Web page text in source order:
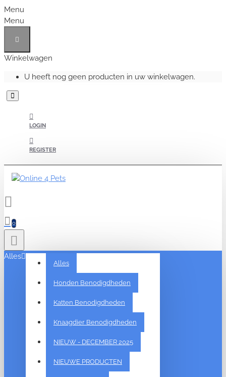
Menu
Menu
Winkelwagen
U heeft nog geen producten in uw winkelwagen.
LOGIN
REGISTER
0
Alles
Alles
Honden Benodigdheden
Katten Benodigdheden
Knaagdier Benodigdheden
NIEUW - DECEMBER 2025
NIEUWE PRODUCTEN